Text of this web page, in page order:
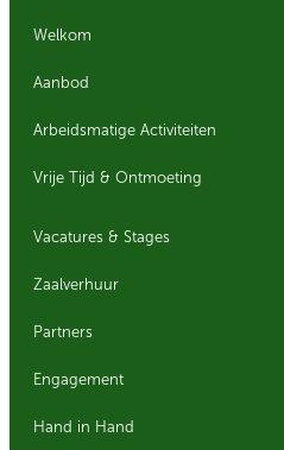
Welkom
Aanbod
Arbeidsmatige Activiteiten
Vrije Tijd & Ontmoeting
Vacatures & Stages
Zaalverhuur
Partners
Engagement
Hand in Hand